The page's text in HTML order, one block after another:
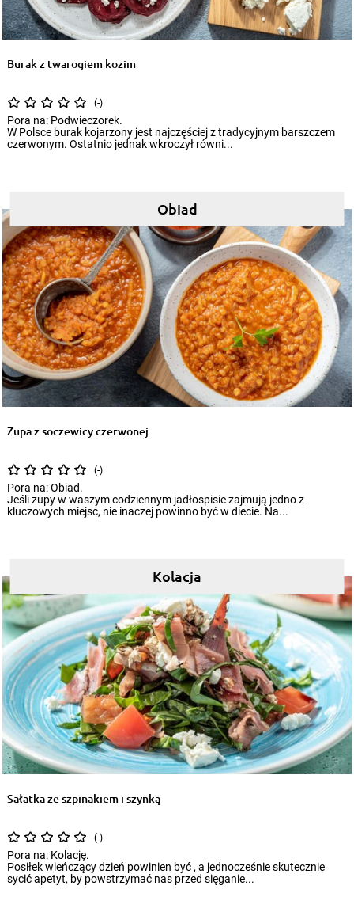
Burak z twarogiem kozim
(-)
Pora na: Podwieczorek.
W Polsce burak kojarzony jest najczęściej z tradycyjnym barszczem
czerwonym. Ostatnio jednak wkroczył równi...
Obiad
Zupa z soczewicy czerwonej
(-)
Pora na: Obiad.
Jeśli zupy w waszym codziennym jadłospisie zajmują jedno z
kluczowych miejsc, nie inaczej powinno być w diecie. Na...
Kolacja
Sałatka ze szpinakiem i szynką
(-)
Pora na: Kolację.
Posiłek wieńczący dzień powinien być , a jednocześnie skutecznie
sycić apetyt, by powstrzymać nas przed sięganie...